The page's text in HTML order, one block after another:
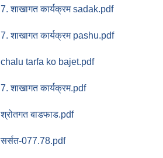
7. शाखागत कार्यक्रम sadak.pdf
7. शाखागत कार्यक्रम pashu.pdf
chalu tarfa ko bajet.pdf
7. शाखागत कार्यक्रम.pdf
श्रोतगत बाडफाड.pdf
सर्सत-077.78.pdf